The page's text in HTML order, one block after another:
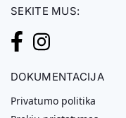
SEKITE MUS:
DOKUMENTACIJA
Privatumo politika